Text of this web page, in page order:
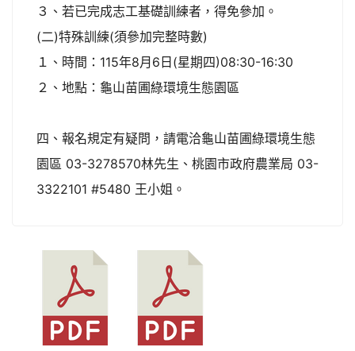
３、若已完成志工基礎訓練者，得免參加。
(二)特殊訓練(須參加完整時數)
１、時間：115年8月6日(星期四)08:30-16:30
２、地點：龜山苗圃綠環境生態園區
四、報名規定有疑問，請電洽龜山苗圃綠環境生態
園區 03-3278570林先生、桃園市政府農業局 03-
3322101 #5480 王小姐。